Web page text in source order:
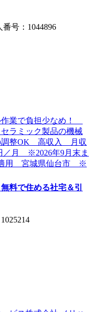
号：1044896
料で住める社宅＆引